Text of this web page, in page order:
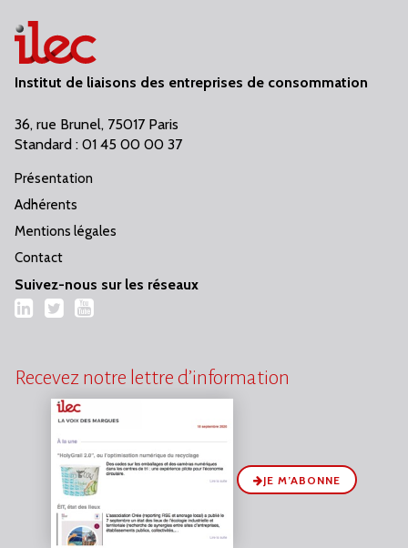
Institut de liaisons des entreprises de consommation
36, rue Brunel, 75017 Paris
Standard : 01 45 00 00 37
Présentation
Adhérents
Mentions légales
Contact
Suivez-nous sur les réseaux
LinkedIn
TwitterYouTube
Recevez notre lettre d’information
JE M’ABONNE